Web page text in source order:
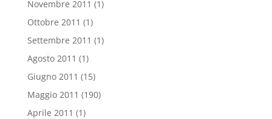
Novembre 2011 (1)
Ottobre 2011 (1)
Settembre 2011 (1)
Agosto 2011 (1)
Giugno 2011 (15)
Maggio 2011 (190)
Aprile 2011 (1)